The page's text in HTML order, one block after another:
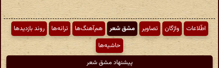
اطّلاعات واژگان تصاویر مشق شعر هم‌آهنگ‌ها ترانه‌ها
روند بازدیدها
حاشیه‌ها
پیشنهاد مشق شعر